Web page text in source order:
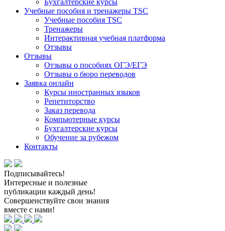
Бухгалтерские курсы
Учебные пособия и тренажеры TSC
Учебные пособия TSC
Тренажеры
Интерактивная учебная платформа
Отзывы
Отзывы
Отзывы о пособиях ОГЭ/ЕГЭ
Отзывы о бюро переводов
Заявка онлайн
Курсы иностранных языков
Репетиторство
Заказ перевода
Компьютерные курсы
Бухгалтерские курсы
Обучение за рубежом
Контакты
Подписывайтесь!
Интересные и полезные
публикации каждый день!
Совершенствуйте свои знания
вместе с нами!